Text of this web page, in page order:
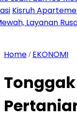
Apartemen Puri
Rusak dan
Home / EKONOMI